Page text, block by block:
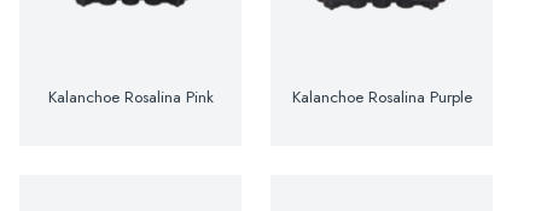
Kalanchoe Rosalina Pink Kalanchoe Rosalina Purple